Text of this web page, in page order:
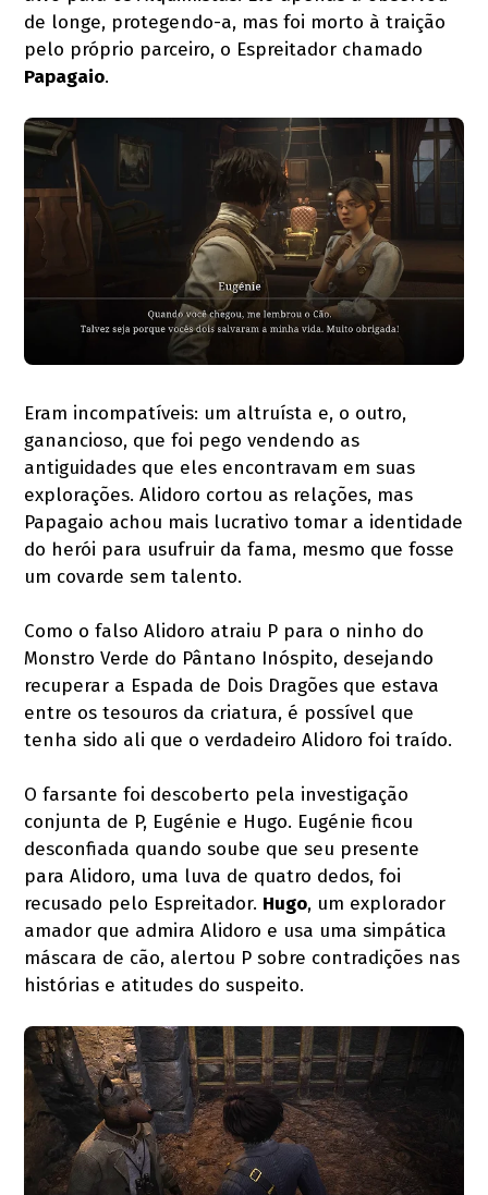
de longe, protegendo-a, mas foi morto à traição
pelo próprio parceiro, o Espreitador chamado
Papagaio.
Eram incompatíveis: um altruísta e, o outro,
ganancioso, que foi pego vendendo as
antiguidades que eles encontravam em suas
explorações. Alidoro cortou as relações, mas
Papagaio achou mais lucrativo tomar a identidade
do herói para usufruir da fama, mesmo que fosse
um covarde sem talento.
Como o falso Alidoro atraiu P para o ninho do
Monstro Verde do Pântano Inóspito, desejando
recuperar a Espada de Dois Dragões que estava
entre os tesouros da criatura, é possível que
tenha sido ali que o verdadeiro Alidoro foi traído.
O farsante foi descoberto pela investigação
conjunta de P, Eugénie e Hugo. Eugénie ficou
desconfiada quando soube que seu presente
para Alidoro, uma luva de quatro dedos, foi
recusado pelo Espreitador. Hugo, um explorador
amador que admira Alidoro e usa uma simpática
máscara de cão, alertou P sobre contradições nas
histórias e atitudes do suspeito.